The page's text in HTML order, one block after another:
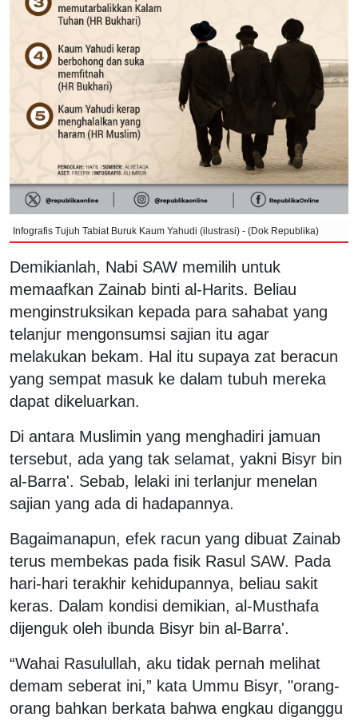
Infografis Tujuh Tabiat Buruk Kaum Yahudi (ilustrasi) - (Dok Republika)
Demikianlah, Nabi SAW memilih untuk
memaafkan Zainab binti al-Harits. Beliau
menginstruksikan kepada para sahabat yang
telanjur mengonsumsi sajian itu agar
melakukan bekam. Hal itu supaya zat beracun
yang sempat masuk ke dalam tubuh mereka
dapat dikeluarkan.
Di antara Muslimin yang menghadiri jamuan
tersebut, ada yang tak selamat, yakni Bisyr bin
al-Barra'. Sebab, lelaki ini terlanjur menelan
sajian yang ada di hadapannya.
Bagaimanapun, efek racun yang dibuat Zainab
terus membekas pada fisik Rasul SAW. Pada
hari-hari terakhir kehidupannya, beliau sakit
keras. Dalam kondisi demikian, al-Musthafa
dijenguk oleh ibunda Bisyr bin al-Barra'.
“Wahai Rasulullah, aku tidak pernah melihat
demam seberat ini,” kata Ummu Bisyr, "orang-
orang bahkan berkata bahwa engkau diganggu